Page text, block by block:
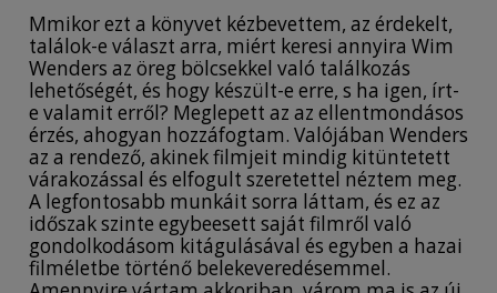
Mmikor ezt a könyvet kézbevettem, az érdekelt,
találok-e választ arra, miért keresi annyira Wim
Wenders az öreg bölcsekkel való találkozás
lehetőségét, és hogy készült-e erre, s ha igen, írt-
e valamit erről? Meglepett az az ellentmondásos
érzés, ahogyan hozzáfogtam. Valójában Wenders
az a rendező, akinek filmjeit mindig kitüntetett
várakozással és elfogult szeretettel néztem meg.
A legfontosabb munkáit sorra láttam, és ez az
időszak szinte egybeesett saját filmről való
gondolkodásom kitágulásával és egyben a hazai
filméletbe történő belekeveredésemmel.